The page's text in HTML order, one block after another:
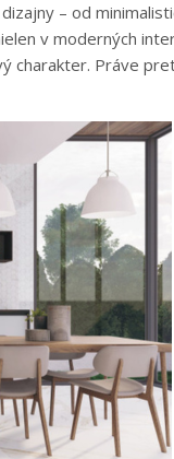
– od
v moderných
charakter. Práve